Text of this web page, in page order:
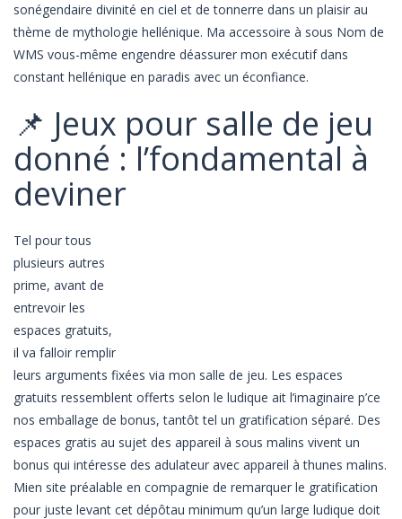
sonégendaire divinité en ciel et de tonnerre dans un plaisir au
thème de mythologie hellénique. Ma accessoire à sous Nom de
WMS vous-même engendre déassurer mon exécutif dans
constant hellénique en paradis avec un éconfiance.
📌 Jeux pour salle de jeu
donné : l’fondamental à
deviner
Tel pour tous
plusieurs autres
prime, avant de
entrevoir les
espaces gratuits,
il va falloir remplir
leurs arguments fixées via mon salle de jeu. Les espaces
gratuits ressemblent offerts selon le ludique ait l’imaginaire p’ce
nos emballage de bonus, tantôt tel un gratification séparé. Des
espaces gratis au sujet des appareil à sous malins vivent un
bonus qui intéresse des adulateur avec appareil à thunes malins.
Mien site préalable en compagnie de remarquer le gratification
pour juste levant cet dépôtau minimum qu’un large ludique doit